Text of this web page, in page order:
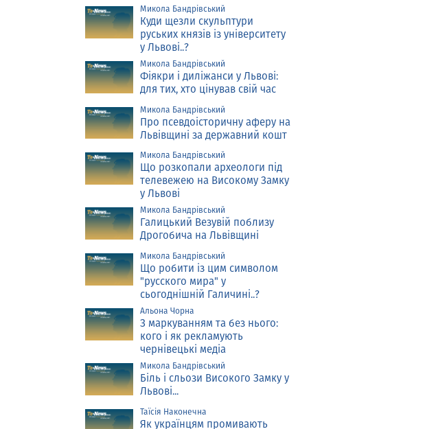
Микола Бандрівський
Куди щезли скульптури
руських князів із університету
у Львові..?
Микола Бандрівський
Фіякри і диліжанси у Львові:
для тих, хто цінував свій час
Микола Бандрівський
Про псевдоісторичну аферу на
Львівщині за державний кошт
Микола Бандрівський
Що розкопали археологи під
телевежею на Високому Замку
у Львові
Микола Бандрівський
Галицький Везувій поблизу
Дрогобича на Львівщині
Микола Бандрівський
Що робити із цим символом
"русского мира" у
сьогоднішній Галичині..?
Альона Чорна
З маркуванням та без нього:
кого і як рекламують
чернівецькі медіа
Микола Бандрівський
Біль і сльози Високого Замку у
Львові...
Таїсія Наконечна
Як українцям промивають